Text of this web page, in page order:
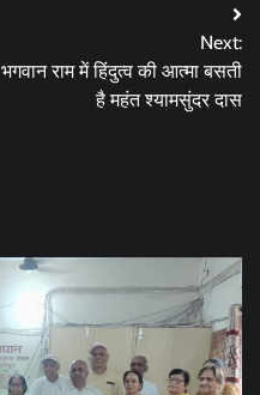
Next:
भगवान राम में हिंदुत्व की आत्मा बसती
है महंत श्यामसुंदर दास